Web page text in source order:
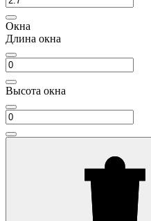
Окна
Длина окна
Высота окна